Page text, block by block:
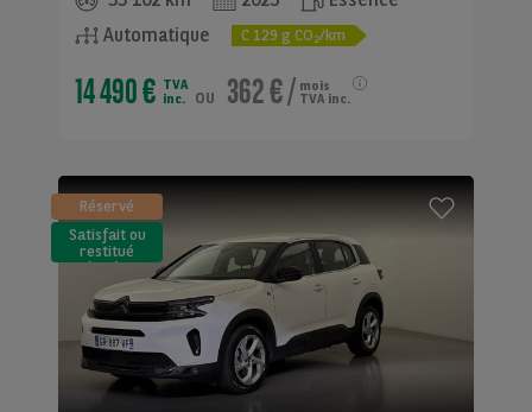
Automatique
C 129 g CO2/km
14 490 € TVA
inc.
ou 362 €/ mois
TVA inc.
Réservé
Satisfait ou
restitué
(LLD)*